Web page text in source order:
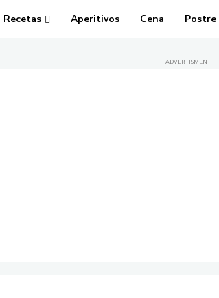
Recetas Aperitivos Cena Postre
-ADVERTISMENT-